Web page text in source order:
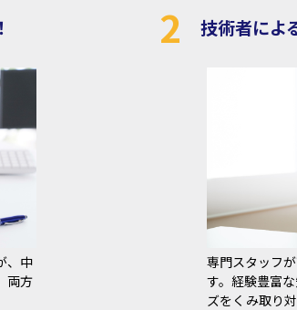
、中
両方
2 技術者によ
専門スタッフ
す。経験豊富
ズをくみ取り